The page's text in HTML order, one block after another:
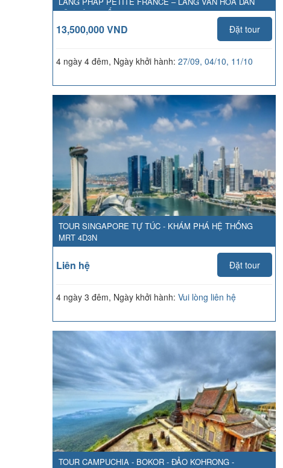
TỘC HÀN QUỐC
13,500,000 VND Đặt tour
4 ngày 4 đêm, Ngày khởi hành: 27/09, 04/10, 11/10
TOUR SINGAPORE TỰ TÚC - KHÁM PHÁ HỆ THỐNG
MRT 4D3N
Liên hệ Đặt tour
4 ngày 3 đêm, Ngày khởi hành: Vui lòng liên hệ
TOUR CAMPUCHIA - BOKOR - ĐẢO KOHRONG -